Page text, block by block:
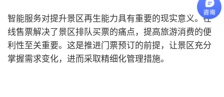
智能服务对提升景区再生能力具有重要的现实意义。在
线售票解决了景区排队买票的痛点，提高旅游消费的便
利性至关重要。这是推进门票预订的前提，让景区充分
掌握需求变化，进而采取精细化管理措施。